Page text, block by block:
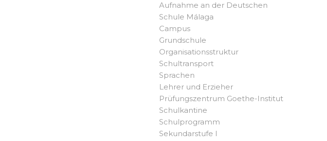
Aufnahme an der Deutschen
Schule Málaga
Campus
Grundschule
Organisationsstruktur
Schultransport
Sprachen
Lehrer und Erzieher
Prüfungszentrum Goethe-Institut
Schulkantine
Schulprogramm
Sekundarstufe I